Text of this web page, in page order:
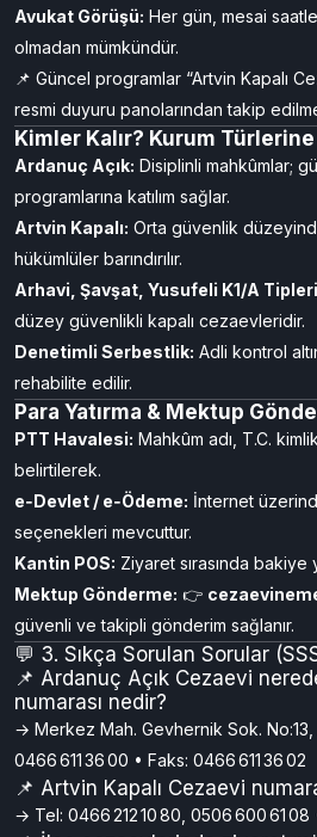
Ziyaret Günleri & Görüş
Açık Görüş:Ayda 1 sefer, genellikle
saatlerine göre.
Kapalı Görüş:Haftada 1 kez,
Avukat Görüşü: Her gün, mesai
olmadan mümkündür.
📌 Güncel programlar “Artvin Kapalı
resmi duyuru panolarından takip
Kimler Kalır? Kurum Türlerine
Ardanuç Açık:Disiplinli mahkûmlar;
programlarına katılım sağlar.
Artvin Kapalı:Orta güvenlik
hükümlüler barındırılır.
Arhavi, Şavşat, Yusufeli K1/A
düzey güvenlikli kapalı cezaevleridir.
Denetimli Serbestlik:
rehabilite edilir.
Para Yatırma & Mektup
PTT Havalesi:Mahkûm adı, T.C.
belirtilerek.
e‑Devlet / e‑Ödeme:İnternet
seçenekleri mevcuttur.
Kantin POS:Ziyaret sırasında bakiye
Mektup Gönderme:
💬 3. Sıkça Sorulan Sorular
📌 Ardanuç Açık Cezaevi
numarası nedir?